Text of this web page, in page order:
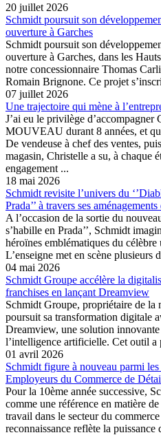
20 juillet 2026
Schmidt poursuit son
ouverture à Garches
Schmidt poursuit son
ouverture à Garches, dans les
notre concessionnaire Thomas
Romain Brignone. Ce projet
07 juillet 2026
Une trajectoire qui mène à
J’ai eu le privilège d’accompagner
MOUVEAU durant 8 années, et
De vendeuse à chef des ventes,
magasin, Christelle a su, à chaque
engagement ...
18 mai 2026
Schmidt revisite l’univers du
Prada’’ à travers ses
A l’occasion de la sortie du
s’habille en Prada’’, Schmidt
héroïnes emblématiques du
L’enseigne met en scène plusieurs
04 mai 2026
Schmidt Groupe accélère la
franchises en lançant Dreamview
Schmidt Groupe, propriétaire de la
poursuit sa transformation digitale
Dreamview, une solution innovante
l’intelligence artificielle. Cet outil a
01 avril 2026
Schmidt figure à nouveau parmi
Employeurs du Commerce de
Pour la 10ème année successive,
comme une référence en matière
travail dans le secteur du
reconnaissance reflète la puissance